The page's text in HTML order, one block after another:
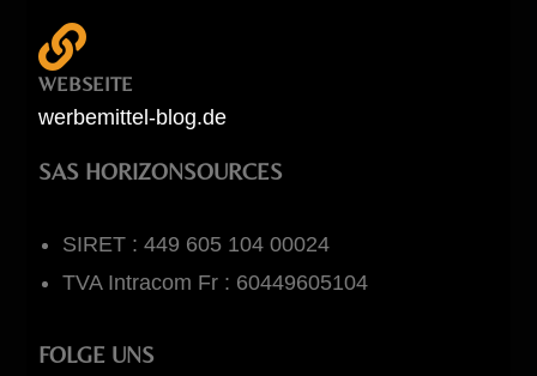
WEBSEITE
werbemittel-blog.de
SAS HORIZONSOURCES
SIRET : 449 605 104 00024
TVA Intracom Fr : 60449605104
FOLGE UNS